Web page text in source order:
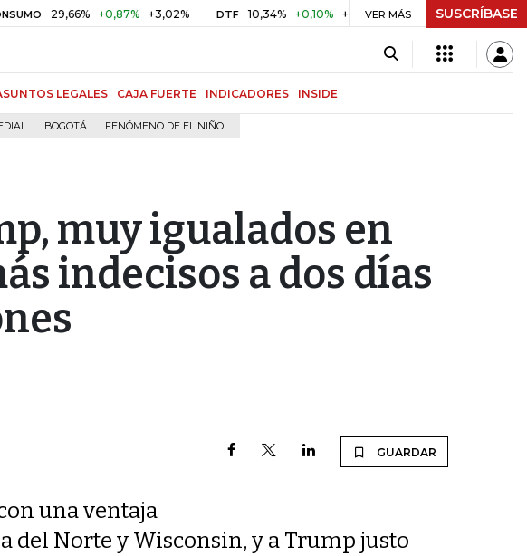
29,66% +0,87% +3,02% DTF 10,34% +0,10% +0,98% UVR $ 416,81 +$ 0,05
VER MÁS SUSCRÍBASE
LEGALES CAJA FUERTE INDICADORES INSIDE
BOGOTÁ FENÓMENO DE EL NIÑO
muy igualados en
indecisos a dos días
GUARDAR
una ventaja
del Norte y Wisconsin, y a Trump justo